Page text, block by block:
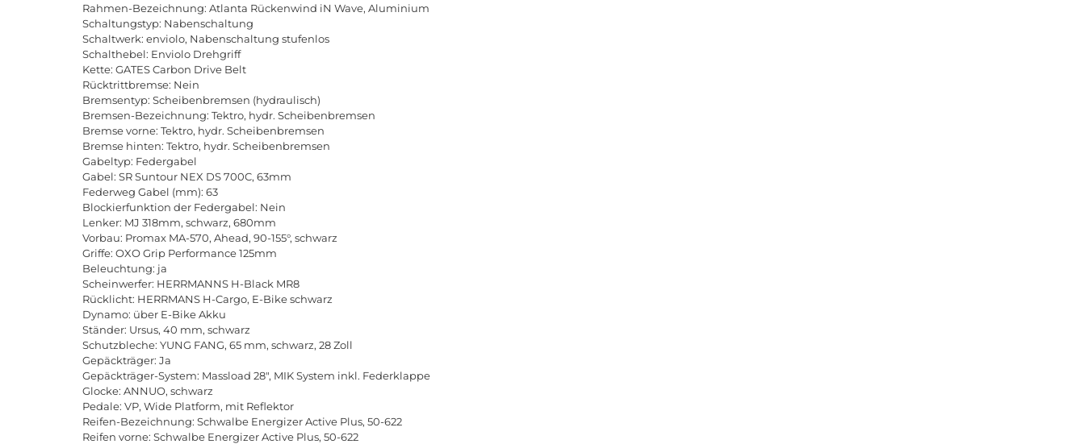
Rahmen-Bezeichnung: Atlanta Rückenwind iN Wave, Aluminium
Schaltungstyp: Nabenschaltung
Schaltwerk: enviolo, Nabenschaltung stufenlos
Schalthebel: Enviolo Drehgriff
Kette: GATES Carbon Drive Belt
Rücktrittbremse: Nein
Bremsentyp: Scheibenbremsen (hydraulisch)
Bremsen-Bezeichnung: Tektro, hydr. Scheibenbremsen
Bremse vorne: Tektro, hydr. Scheibenbremsen
Bremse hinten: Tektro, hydr. Scheibenbremsen
Gabeltyp: Federgabel
Gabel: SR Suntour NEX DS 700C, 63mm
Federweg Gabel (mm): 63
Blockierfunktion der Federgabel: Nein
Lenker: MJ 318mm, schwarz, 680mm
Vorbau: Promax MA-570, Ahead, 90-155°, schwarz
Griffe: OXO Grip Performance 125mm
Beleuchtung: ja
Scheinwerfer: HERRMANNS H-Black MR8
Rücklicht: HERRMANS H-Cargo, E-Bike schwarz
Dynamo: über E-Bike Akku
Ständer: Ursus, 40 mm, schwarz
Schutzbleche: YUNG FANG, 65 mm, schwarz, 28 Zoll
Gepäckträger: Ja
Gepäckträger-System: Massload 28", MIK System inkl. Federklappe
Glocke: ANNUO, schwarz
Pedale: VP, Wide Platform, mit Reflektor
Reifen-Bezeichnung: Schwalbe Energizer Active Plus, 50-622
Reifen vorne: Schwalbe Energizer Active Plus, 50-622